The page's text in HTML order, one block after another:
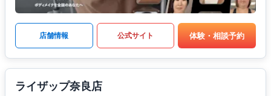
店舗情報 公式サイト 体験・相談予約
ライザップ奈良店